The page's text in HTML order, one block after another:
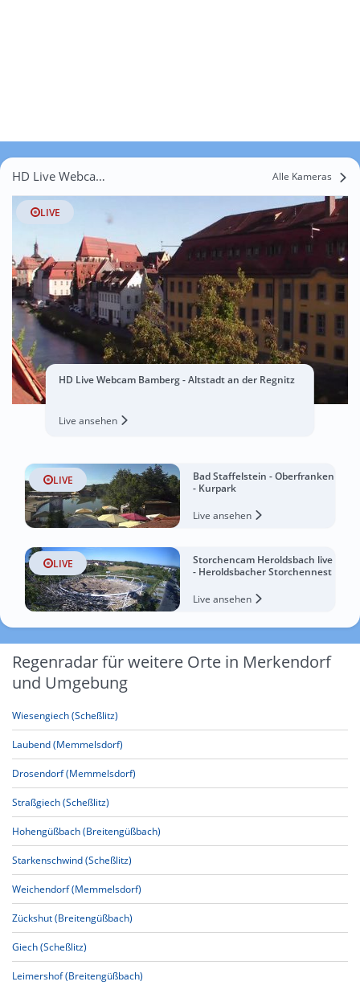
HD Live Webcams Merkendorf Alle Kameras
LIVE
HD Live Webcam Bamberg - Altstadt an der Regnitz
Live ansehen
LIVE
Bad Staffelstein - Oberfranken
- Kurpark
Live ansehen
LIVE
Storchencam Heroldsbach live
- Heroldsbacher Storchennest
Live ansehen
Regenradar für weitere Orte in Merkendorf
und Umgebung
Wiesengiech (Scheßlitz)
Laubend (Memmelsdorf)
Drosendorf (Memmelsdorf)
Straßgiech (Scheßlitz)
Hohengüßbach (Breitengüßbach)
Starkenschwind (Scheßlitz)
Weichendorf (Memmelsdorf)
Zückshut (Breitengüßbach)
Giech (Scheßlitz)
Leimershof (Breitengüßbach)